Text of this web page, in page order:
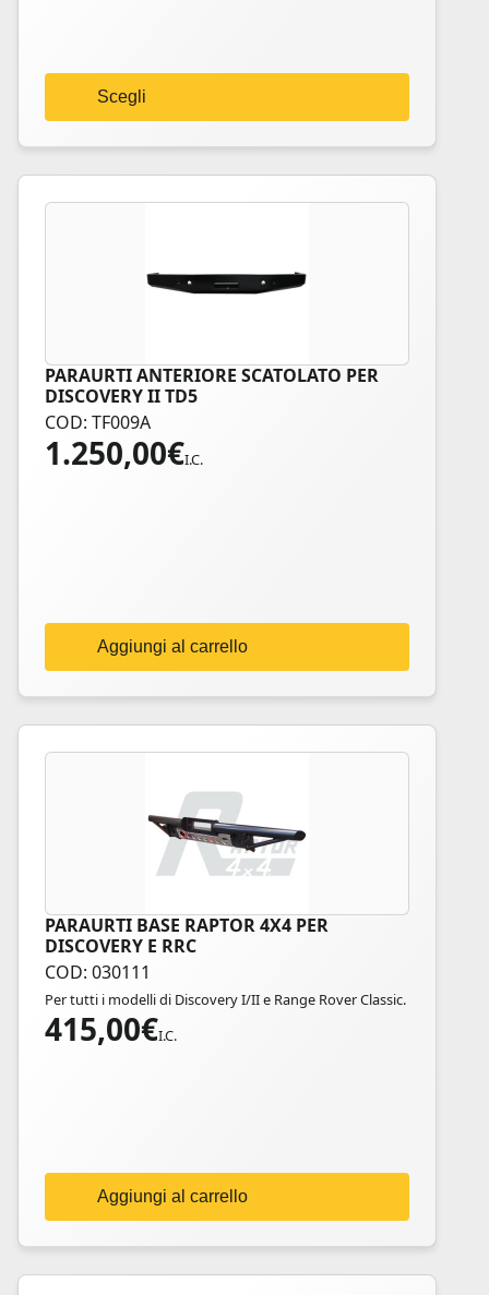
a
125,00€Scegli
pagina
del
PARAURTI ANTERIORE SCATOLATO PER
DISCOVERY II TD5
COD: TF009A
1.250,00€I.C.
Aggiungi al carrello
PARAURTI BASE RAPTOR 4X4 PER
DISCOVERY E RRC
COD: 030111
Per tutti i modelli di Discovery I/II e Range Rover Classic.
415,00€I.C.
Aggiungi al carrello